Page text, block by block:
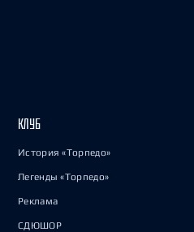
КЛУБ
История «Торпедо»
Легенды «Торпедо»
Реклама
СДЮШОР